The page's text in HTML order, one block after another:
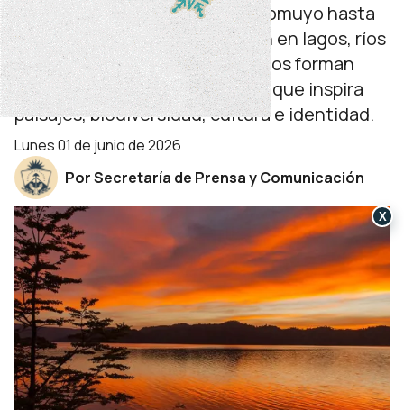
Desde la primera luz sobre el Domuyo hasta
los amaneceres que se reflejan en lagos, ríos
y montañas, los cielos neuquinos forman
parte de un patrimonio natural que inspira
paisajes, biodiversidad, cultura e identidad.
lunes 01 de junio de 2026
Por Secretaría de Prensa y Comunicación
X